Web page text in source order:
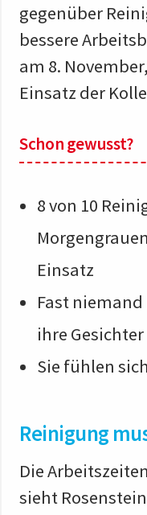
gegenüber
bessere
am 8.
Einsatz der
Schon gewusst?
8 von 10
Einsatz
Fast
ihre Gesichter
Sie fühlen
Reinigung
Die
sieht